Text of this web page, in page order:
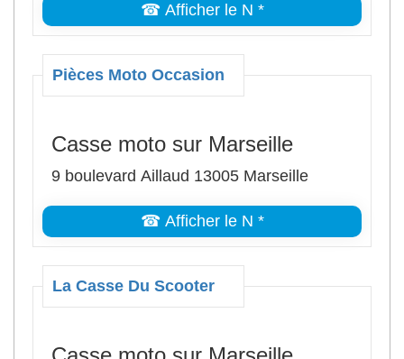
☎ Afficher le N *
Pièces Moto Occasion
Casse moto sur Marseille
9 boulevard Aillaud 13005 Marseille
☎ Afficher le N *
La Casse Du Scooter